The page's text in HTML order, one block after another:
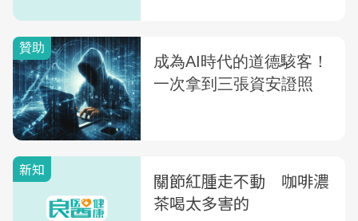
新知
關節紅腫走不動 咖啡濃
茶喝太多害的